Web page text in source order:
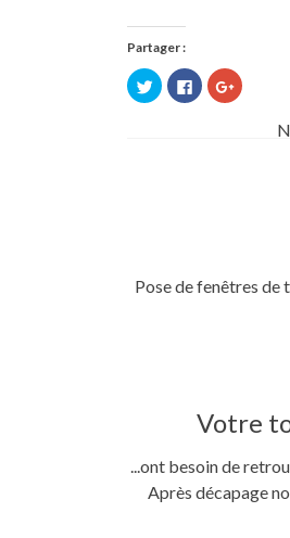
Partager :
Cliquez
pour
partager
Cliquez
pour
partager
Cliquez
pour
Google+
Pose de fenêtres de
Votre
...ont besoin de
Après décapage